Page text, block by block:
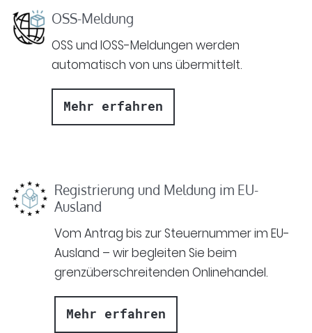
OSS-Meldung
OSS und IOSS-Meldungen werden
automatisch von uns übermittelt.
Mehr erfahren
Registrierung und Meldung im EU-
Ausland
Vom Antrag bis zur Steuernummer im EU-
Ausland – wir begleiten Sie beim
grenzüberschreitenden Onlinehandel.
Mehr erfahren